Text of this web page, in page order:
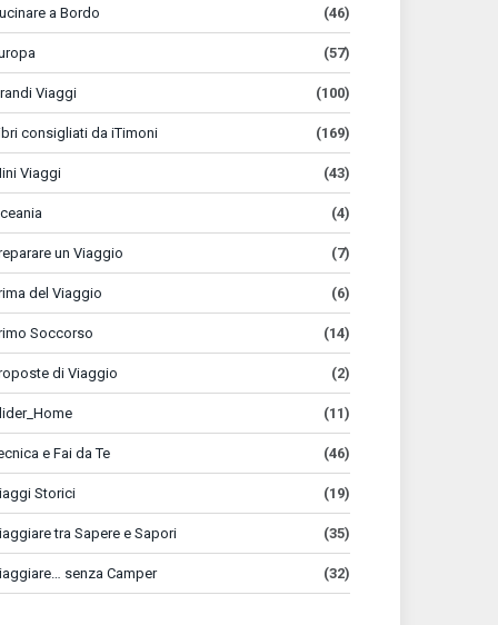
a Bordo (46)
(57)
Viaggi (100)
consigliati da iTimoni (169)
Viaggi (43)
(4)
un Viaggio (7)
del Viaggio (6)
Soccorso (14)
di Viaggio (2)
(11)
e Fai da Te (46)
Storici (19)
tra Sapere e Sapori (35)
senza Camper (32)